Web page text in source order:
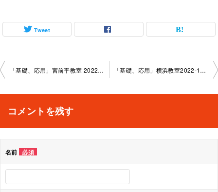
Tweet
投
ビ
シ
「基礎、応用」宮前平教室 2022-11-02–no0006-1089 「基礎、応用」横浜教室2022-11-1 1–no0006-1017
コメントを残す
名前 必須